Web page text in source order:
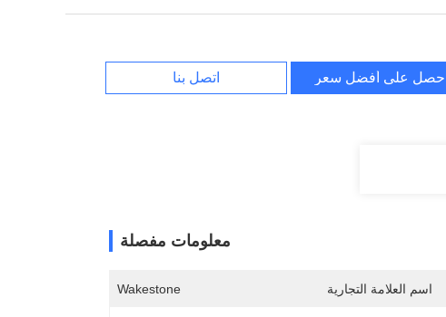
احصل على أفضل سعر اتصل بنا
معلومات مفصلة
اسم العلامة التجارية Wakestone